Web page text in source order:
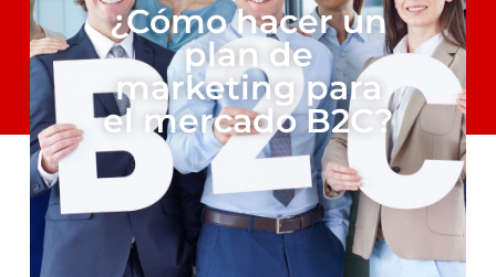
¿Cómo hacer un
plan de
marketing para
el mercado B2C?